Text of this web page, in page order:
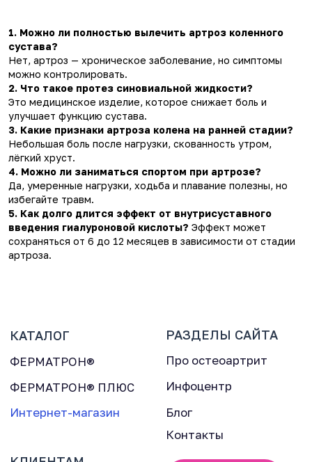
1. Можно ли полностью вылечить артроз коленного
сустава?
Нет, артроз — хроническое заболевание, но симптомы
можно контролировать.
2. Что такое протез синовиальной жидкости?
Это медицинское изделие, которое снижает боль и
улучшает функцию сустава.
3. Какие признаки артроза колена на ранней стадии?
Небольшая боль после нагрузки, скованность утром,
лёгкий хруст.
4. Можно ли заниматься спортом при артрозе?
Да, умеренные нагрузки, ходьба и плавание полезны, но
избегайте травм.
5. Как долго длится эффект от внутрисуставного
введения гиалуроновой кислоты? Эффект может
сохраняться от 6 до 12 месяцев в зависимости от стадии
артроза.